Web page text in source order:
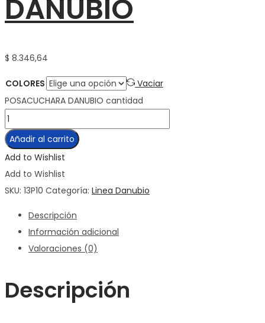
DANUBIO
$ 8.346,64
COLORES
Vaciar
POSACUCHARA DANUBIO cantidad
Añadir al carrito
Add to Wishlist
Add to Wishlist
SKU: 13P10 Categoría: Linea Danubio
Descripción
Información adicional
Valoraciones (0)
Descripción